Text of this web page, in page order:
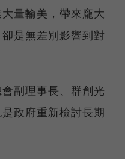
量輸美，帶來龐大
是無差別影響到對
副理事長、群創光
政府重新檢討長期